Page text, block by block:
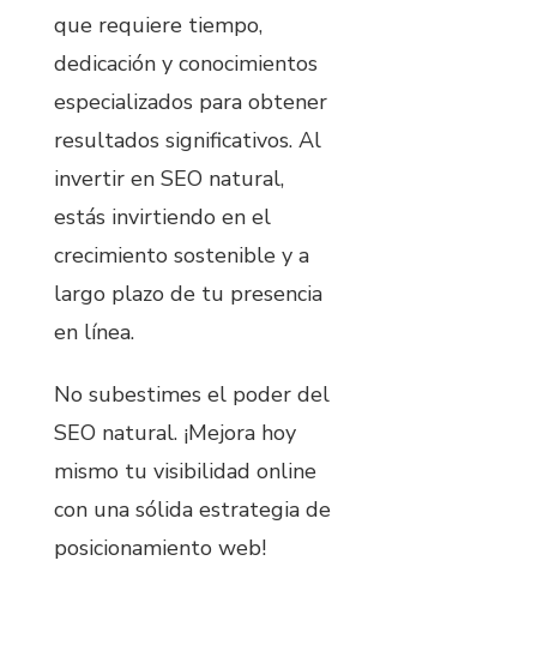
que requiere tiempo,
dedicación y conocimientos
especializados para obtener
resultados significativos. Al
invertir en SEO natural,
estás invirtiendo en el
crecimiento sostenible y a
largo plazo de tu presencia
en línea.
No subestimes el poder del
SEO natural. ¡Mejora hoy
mismo tu visibilidad online
con una sólida estrategia de
posicionamiento web!